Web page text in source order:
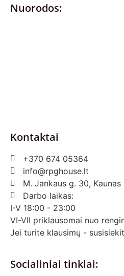
Nuorodos:
Kontaktai
+370 674 05364
info@rpghouse.lt
M. Jankaus g. 30, Kaunas
Darbo laikas:
I-V 18:00 - 23:00
VI-VII priklausomai nuo
Jei turite klausimų -
Socialiniai tinklai: